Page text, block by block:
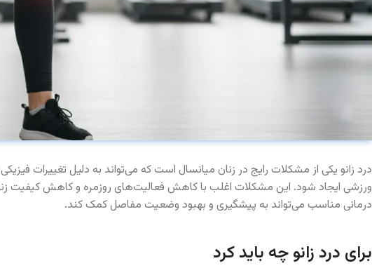
درد زانو یکی از مشکلات رایج در زنان میانسال است که می‌تواند به دلیل تغییرات
ورزشی ایجاد شود. این مشکلات اغلب با کاهش فعالیت‌های روزمره و کاهش کیفیت
درمانی مناسب می‌تواند به پیشگیری و بهبود وضعیت مفاصل کمک کند.
برای درد زانو چه باید کرد